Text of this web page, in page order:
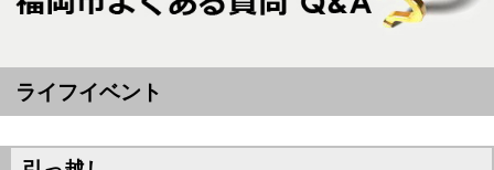
ライフイベント